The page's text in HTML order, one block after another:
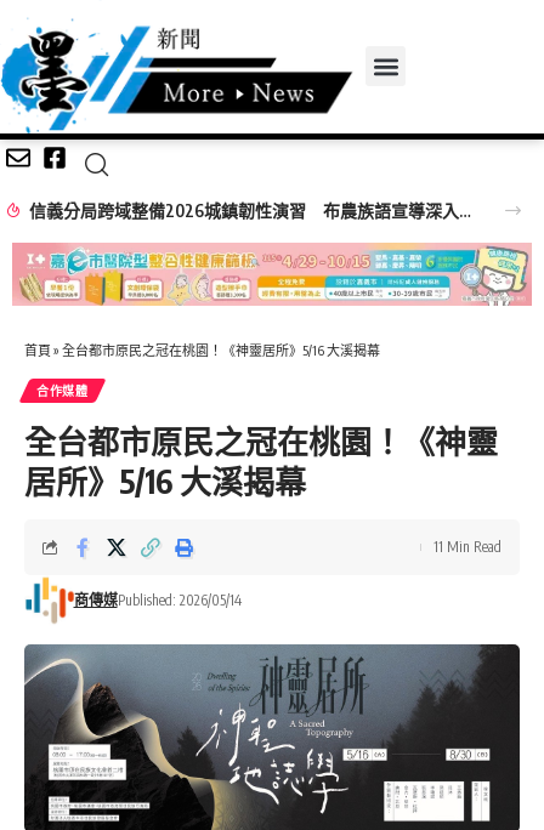
信義分局跨域整備2026城鎮韌性演習 布農族語宣導深入原鄉部落
首頁 » 全台都市原民之冠在桃園！《神靈居所》5/16 大溪揭幕
合作媒體
全台都市原民之冠在桃園！《神靈
居所》5/16 大溪揭幕
商傳媒Published: 2026/05/14
11 Min Read